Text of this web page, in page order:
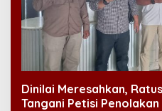
Dinilai Meresahkan,
Tangani Petisi